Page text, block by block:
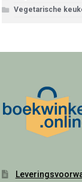
Vegetarische